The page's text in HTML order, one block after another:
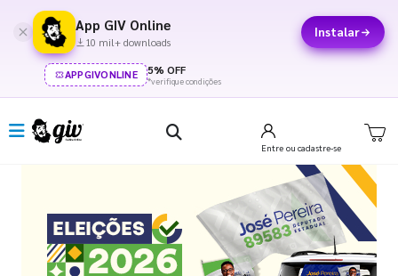
App GIV Online
10 mil+ downloads
Instalar
APPGIVONLINE 5% OFF
*verifique condições
Entre ou cadastre-se